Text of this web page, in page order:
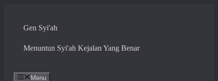
contentGen Syi'ah
Menuntun Syi'ah Kejalan Yang Benar
Menu